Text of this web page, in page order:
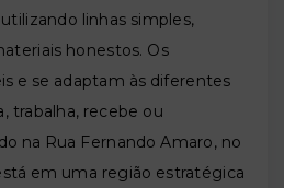
linhas simples,
honestos. Os
e se adaptam às diferentes
trabalha, recebe ou
na Rua Fernando Amaro, no
em uma região estratégica